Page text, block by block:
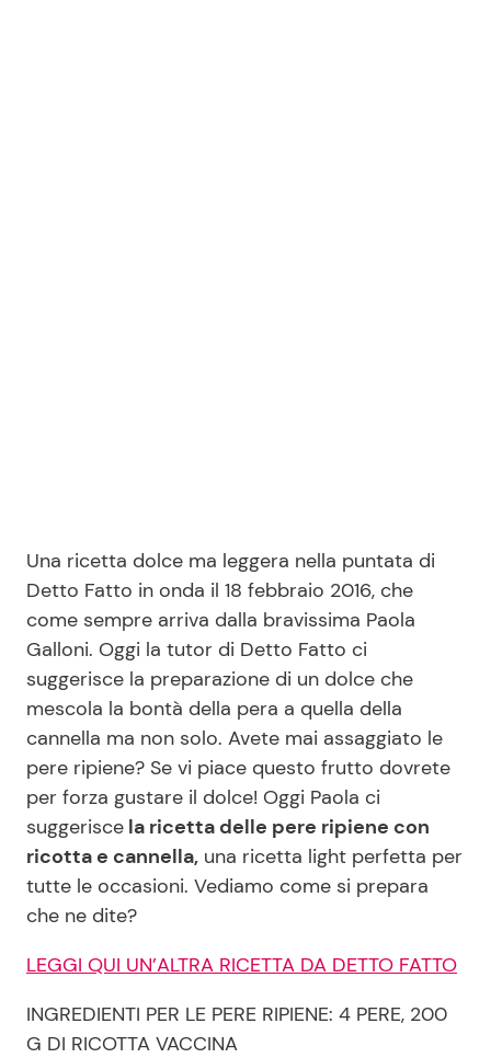
Festività
Ricette Feste
Ricette per Bambini
Seguici
Info
Disclaimer e Privacy
Redazione
Una ricetta dolce ma leggera nella puntata di
Detto Fatto in onda il 18 febbraio 2016, che
come sempre arriva dalla bravissima Paola
Galloni. Oggi la tutor di Detto Fatto ci
suggerisce la preparazione di un dolce che
mescola la bontà della pera a quella della
cannella ma non solo. Avete mai assaggiato le
pere ripiene? Se vi piace questo frutto dovrete
per forza gustare il dolce! Oggi Paola ci
suggerisce la ricetta delle pere ripiene con
ricotta e cannella, una ricetta light perfetta per
tutte le occasioni. Vediamo come si prepara
che ne dite?
LEGGI QUI UN’ALTRA RICETTA DA DETTO FATTO
INGREDIENTI PER LE PERE RIPIENE: 4 PERE, 200
G DI RICOTTA VACCINA